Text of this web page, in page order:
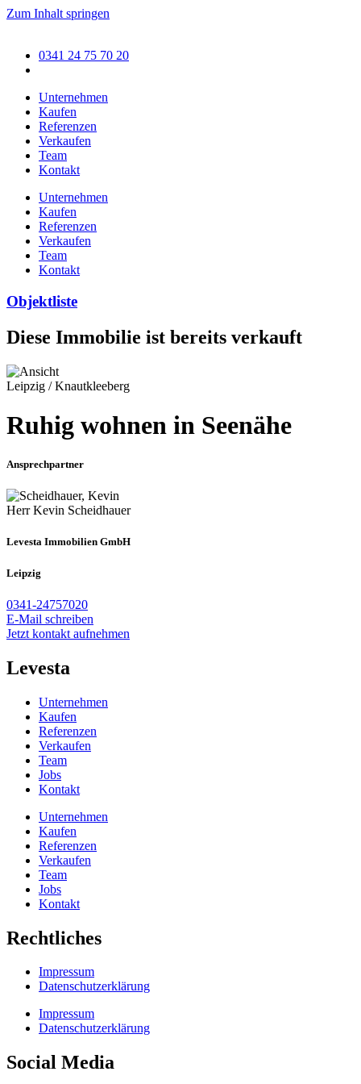
Zum Inhalt springen
0341 24 75 70 20
Unternehmen
Kaufen
Referenzen
Verkaufen
Team
Kontakt
Unternehmen
Kaufen
Referenzen
Verkaufen
Team
Kontakt
Objektliste
Diese Immobilie ist bereits verkauft
Leipzig / Knautkleeberg
Ruhig wohnen in Seenähe
Ansprechpartner
Herr Kevin Scheidhauer
Levesta Immobilien GmbH
Leipzig
0341-24757020
E-Mail schreiben
Jetzt kontakt aufnehmen
Levesta
Unternehmen
Kaufen
Referenzen
Verkaufen
Team
Jobs
Kontakt
Unternehmen
Kaufen
Referenzen
Verkaufen
Team
Jobs
Kontakt
Rechtliches
Impressum
Datenschutzerklärung
Impressum
Datenschutzerklärung
Social Media